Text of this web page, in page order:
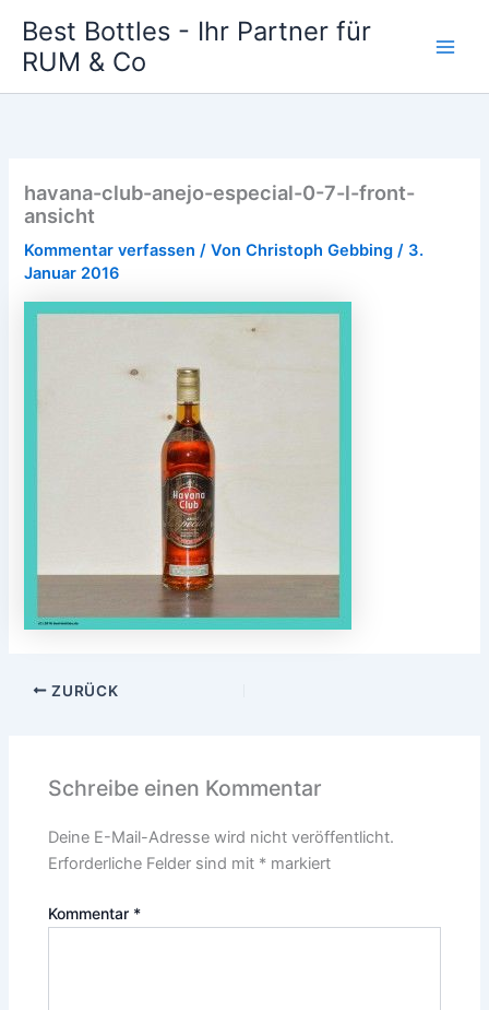
Inhalt
springen
Best Bottles - Ihr Partner für
RUM & Co
havana-club-anejo-especial-0-7-l-front-
ansicht
Kommentar verfassen / VonChristoph Gebbing/ 3.
Januar 2016
ZURÜCK
Schreibe einen Kommentar
Deine E-Mail-Adresse wird nicht veröffentlicht.
Erforderliche Felder sind mit * markiert
Kommentar *